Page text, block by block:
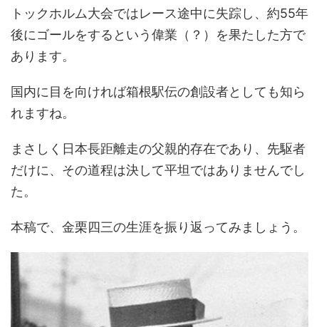
トックホルム大会ではレース途中に失踪し、約55年
後にゴールをするという偉業（？）を果たした方で
あります。
国内に目を向ければ箱根駅伝の創設者としても知ら
れますね。
まさしく日本長距離走の父親的存在であり、先駆者
だけに、その道程は決して平坦ではありませんでし
た。
本稿で、金栗四三の生涯を振り返ってみましょう。